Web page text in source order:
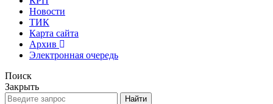
Новости
ТИК
Карта сайта
Архив
Электронная очередь
Поиск
Закрыть
Найти